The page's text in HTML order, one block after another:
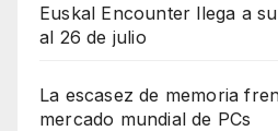
Euskal Encounter llega a
al 26 de julio
La escasez de memoria
mercado mundial de PCs